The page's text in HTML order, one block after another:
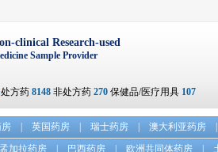
clinical Research-used
Sample Provider
处方药 8148 非处方药 270 保健品/医疗用具 107
英国药房 瑞士药房 澳大利亚药房
孟加拉药房 巴西药房 欧洲共同体药房